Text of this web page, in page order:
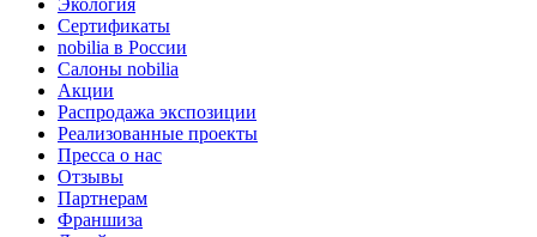
Экология
Сертификаты
nobilia в России
Салоны nobilia
Акции
Распродажа экспозиции
Реализованные проекты
Пресса о нас
Отзывы
Партнерам
Франшиза